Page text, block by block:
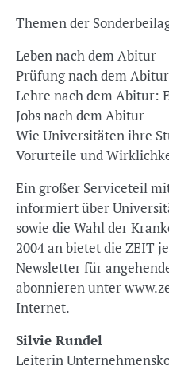
Themen der
Leben nach dem Abitur
Prüfung nach dem Abitur
Lehre nach dem Abitur:
Jobs nach dem Abitur
Wie Universitäten ihre
Vorurteile und
Ein großer Serviceteil
informiert über
sowie die Wahl der
2004 an bietet die ZEIT
Newsletter für
abonnieren unter
Internet.
Silvie Rundel
Leiterin Unternehmenskommunikation und